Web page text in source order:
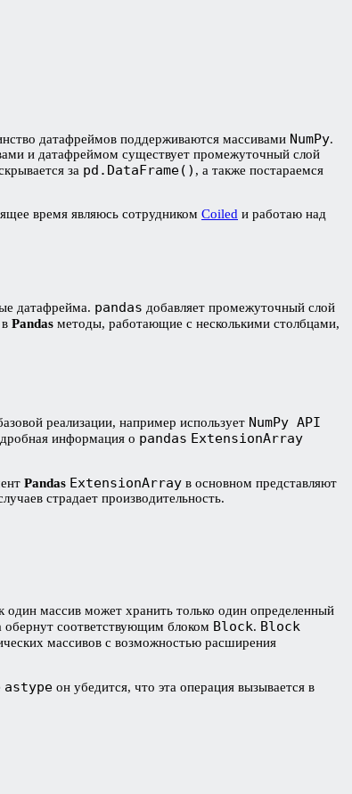
датафреймов поддерживаются массивами NumPy.
и датафреймом существует промежуточный слой
за pd.DataFrame() , а также постараемся
время являюсь сотрудником Coiled и работаю над
датафрейма. pandas добавляет промежуточный слой
Pandas методы, работающие с несколькими столбцами,
реализации, например использует NumPy API
информация о pandas ExtensionArray
Pandas ExtensionArray в основном представляют
страдает производительность.
один массив может хранить только один определенный
соответствующим блоком Block. Block
массивов с возможностью расширения
astype он убедится, что эта операция вызывается в